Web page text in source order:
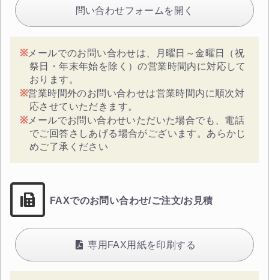
問い合わせフォームを開く
メールでのお問い合わせは、月曜日～金曜日（祝
祭日・年末年始を除く）の営業時間内に対応して
おります。
営業時間外のお問い合わせは営業時間内に順次対
応させていただきます。
メールでお問い合わせいただいた場合でも、電話
でご回答さしあげる場合がございます。あらかじ
めご了承ください
FAXでのお問い合わせ/ご注文/お見積
専用FAX用紙を印刷する